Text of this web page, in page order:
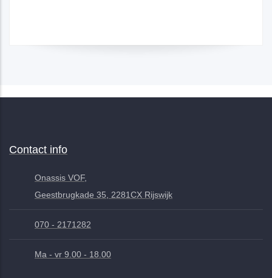
Contact info
Onassis VOF,
Geestbrugkade 35, 2281CX Rijswijk
070 - 2171282
Ma - vr 9.00 - 18.00